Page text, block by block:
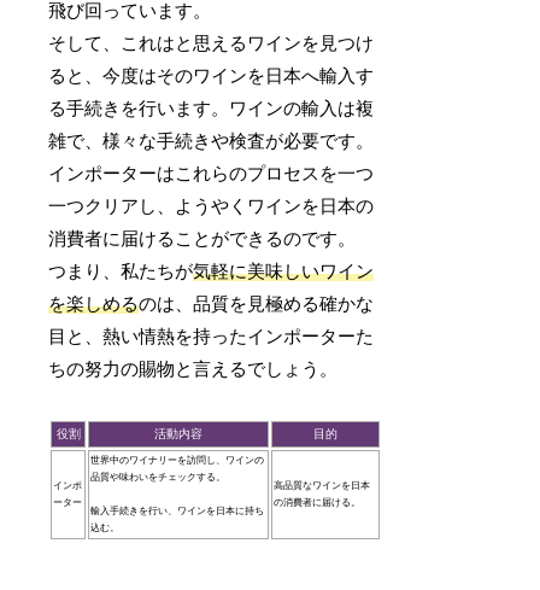
飛び回っています。
そして、これはと思えるワインを見つけ
ると、今度はそのワインを日本へ輸入す
る手続きを行います。ワインの輸入は複
雑で、様々な手続きや検査が必要です。
インポーターはこれらのプロセスを一つ
一つクリアし、ようやくワインを日本の
消費者に届けることができるのです。
つまり、私たちが気軽に美味しいワイン
を楽しめるのは、品質を見極める確かな
目と、熱い情熱を持ったインポーターた
ちの努力の賜物と言えるでしょう。
役割 活動内容 目的
インポ
ーター
世界中のワイナリーを訪問し、ワインの
品質や味わいをチェックする。
輸入手続きを行い、ワインを日本に持ち
込む。
高品質なワインを日本
の消費者に届ける。